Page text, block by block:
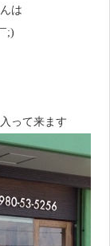
は
;)
って来ます